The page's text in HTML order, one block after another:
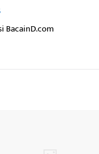
BacainD.com